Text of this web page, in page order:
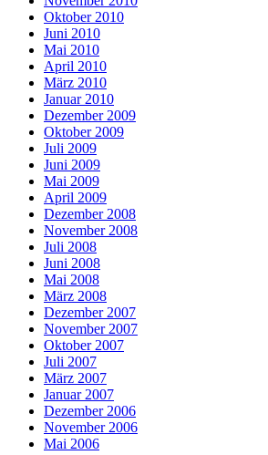
Oktober 2010
Juni 2010
Mai 2010
April 2010
März 2010
Januar 2010
Dezember 2009
Oktober 2009
Juli 2009
Juni 2009
Mai 2009
April 2009
Dezember 2008
November 2008
Juli 2008
Juni 2008
Mai 2008
März 2008
Dezember 2007
November 2007
Oktober 2007
Juli 2007
März 2007
Januar 2007
Dezember 2006
November 2006
Mai 2006